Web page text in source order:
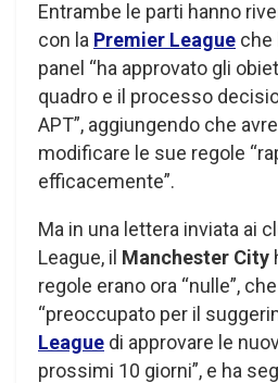
Entrambe le parti hanno
con la Premier League che
panel “ha approvato gli
quadro e il processo
APT”, aggiungendo che
modificare le sue regole
efficacemente”.
Ma in una lettera inviata ai
League, il Manchester City
regole erano ora “nulle”,
“preoccupato per il
League di approvare le
prossimi 10 giorni”, e ha